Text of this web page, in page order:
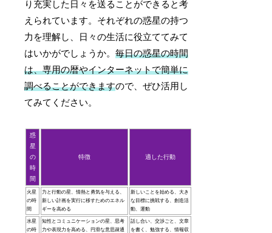
り充実した日々を送ることができると考
えられています。それぞれの惑星の持つ
力を理解し、日々の生活に役立ててみて
はいかがでしょうか。毎日の惑星の時間
は、専用の暦やインターネットで簡単に
調べることができますので、ぜひ活用し
てみてください。
惑
星
の
時
間
特徴 適した行動
火星
の時
間
力と行動の星、情熱と勇気を与える、
新しい計画を実行に移すためのエネル
ギーを高める
新しいことを始める、大き
な目標に挑戦する、創造活
動、運動
水星
の時
知性とコミュニケーションの星、思考
力や表現力を高める、円滑な意思疎通
話し合い、交渉ごと、文章
を書く、勉強する、情報収